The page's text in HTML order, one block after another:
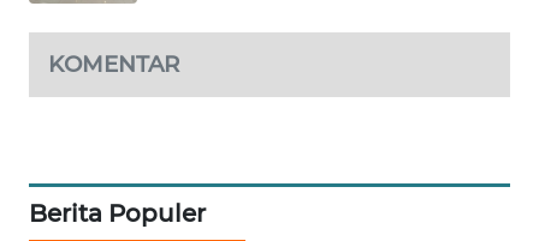
KOMENTAR
Berita Populer
HUMBANG
NEWS
FISUELRI